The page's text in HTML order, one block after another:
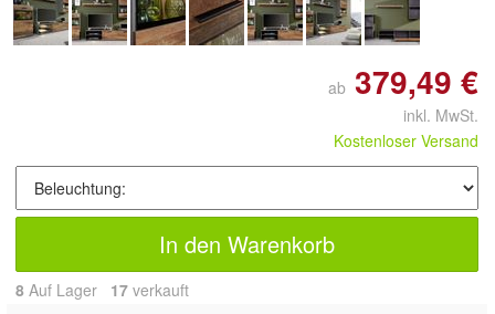
ab 379,49 €
inkl. MwSt.
Kostenloser Versand
In den Warenkorb
8 Auf Lager 17 verkauft